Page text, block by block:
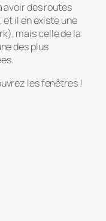
avoir des routes
il en existe une
mais celle de la
des plus
les fenêtres !